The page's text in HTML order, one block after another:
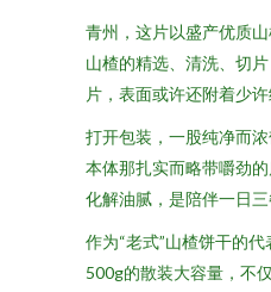
青州，这片以盛产优质
山楂的精选、清洗、切
片，表面或许还附着少
打开包装，一股纯净而
本体那扎实而略带嚼劲
化解油腻，是陪伴一日三
作为“老式”山楂饼干的
500g的散装大容量，不